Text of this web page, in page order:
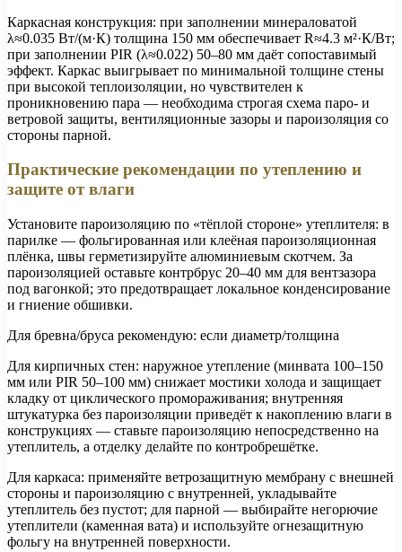
Каркасная конструкция: при заполнении минераловатой
λ≈0.035 Вт/(м·К) толщина 150 мм обеспечивает R≈4.3 м²·К/Вт;
при заполнении PIR (λ≈0.022) 50–80 мм даёт сопоставимый
эффект. Каркас выигрывает по минимальной толщине стены
при высокой теплоизоляции, но чувствителен к
проникновению пара — необходима строгая схема паро- и
ветровой защиты, вентиляционные зазоры и пароизоляция со
стороны парной.
Практические рекомендации по утеплению и
защите от влаги
Установите пароизоляцию по «тёплой стороне» утеплителя: в
парилке — фольгированная или клеёная пароизоляционная
плёнка, швы герметизируйте алюминиевым скотчем. За
пароизоляцией оставьте контрбрус 20–40 мм для вентзазора
под вагонкой; это предотвращает локальное конденсирование
и гниение обшивки.
Для бревна/бруса рекомендую: если диаметр/толщина
Для кирпичных стен: наружное утепление (минвата 100–150
мм или PIR 50–100 мм) снижает мостики холода и защищает
кладку от циклического промораживания; внутренняя
штукатурка без пароизоляции приведёт к накоплению влаги в
конструкциях — ставьте пароизоляцию непосредственно на
утеплитель, а отделку делайте по контробрешётке.
Для каркаса: применяйте ветрозащитную мембрану с внешней
стороны и пароизоляцию с внутренней, укладывайте
утеплитель без пустот; для парной — выбирайте негорючие
утеплители (каменная вата) и используйте огнезащитную
фольгу на внутренней поверхности.